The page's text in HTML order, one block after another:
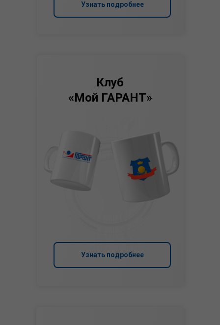
Узнать подробнее
Клуб
«Мой ГАРАНТ»
Узнать подробнее